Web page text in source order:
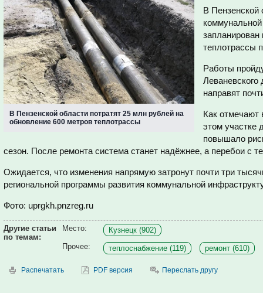
В Пензенской области потратят 25 млн рублей на
обновление 600 метров теплотрассы
В Пензенской
запланирован
теплотрассы
Работы
направят
Как отмечают
этом участке
повышало
сезон. После ремонта система станет надёжнее, а перебои с
Ожидается, что изменения напрямую затронут почти три
региональной программы развития коммунальной
Фото: uprgkh.pnzreg.ru
Другие статьи
по темам:
Место:
Кузнецк (902)
Прочее:
теплоснабжение (119) ремонт (610)
Распечатать PDF версия Переслать другу